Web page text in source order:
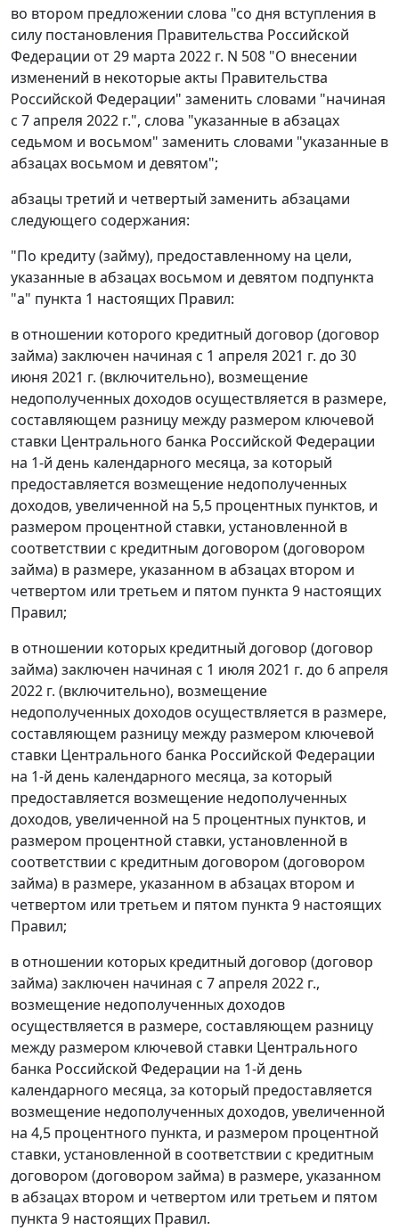
во втором предложении слова "со дня вступления в
силу постановления Правительства Российской
Федерации от 29 марта 2022 г. N 508 "О внесении
изменений в некоторые акты Правительства
Российской Федерации" заменить словами "начиная
с 7 апреля 2022 г.", слова "указанные в абзацах
седьмом и восьмом" заменить словами "указанные в
абзацах восьмом и девятом";
абзацы третий и четвертый заменить абзацами
следующего содержания:
"По кредиту (займу), предоставленному на цели,
указанные в абзацах восьмом и девятом подпункта
"а" пункта 1 настоящих Правил:
в отношении которого кредитный договор (договор
займа) заключен начиная с 1 апреля 2021 г. до 30
июня 2021 г. (включительно), возмещение
недополученных доходов осуществляется в размере,
составляющем разницу между размером ключевой
ставки Центрального банка Российской Федерации
на 1-й день календарного месяца, за который
предоставляется возмещение недополученных
доходов, увеличенной на 5,5 процентных пунктов, и
размером процентной ставки, установленной в
соответствии с кредитным договором (договором
займа) в размере, указанном в абзацах втором и
четвертом или третьем и пятом пункта 9 настоящих
Правил;
в отношении которых кредитный договор (договор
займа) заключен начиная с 1 июля 2021 г. до 6 апреля
2022 г. (включительно), возмещение
недополученных доходов осуществляется в размере,
составляющем разницу между размером ключевой
ставки Центрального банка Российской Федерации
на 1-й день календарного месяца, за который
предоставляется возмещение недополученных
доходов, увеличенной на 5 процентных пунктов, и
размером процентной ставки, установленной в
соответствии с кредитным договором (договором
займа) в размере, указанном в абзацах втором и
четвертом или третьем и пятом пункта 9 настоящих
Правил;
в отношении которых кредитный договор (договор
займа) заключен начиная с 7 апреля 2022 г.,
возмещение недополученных доходов
осуществляется в размере, составляющем разницу
между размером ключевой ставки Центрального
банка Российской Федерации на 1-й день
календарного месяца, за который предоставляется
возмещение недополученных доходов, увеличенной
на 4,5 процентного пункта, и размером процентной
ставки, установленной в соответствии с кредитным
договором (договором займа) в размере, указанном
в абзацах втором и четвертом или третьем и пятом
пункта 9 настоящих Правил.